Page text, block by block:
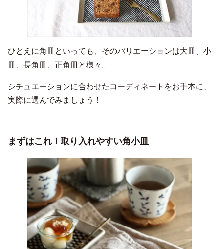
ひとえに角皿といっても、そのバリエーションは大皿、小
皿、長角皿、正角皿と様々。
シチュエーションに合わせたコーディネートをお手本に、
実際に選んでみましょう！
まずはこれ！取り入れやすい角小皿